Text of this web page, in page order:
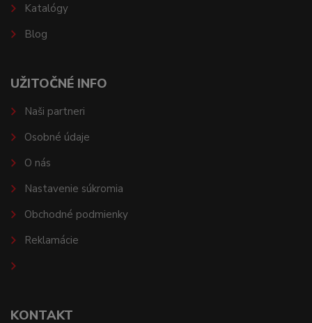
KONTAKT
Katalógy
Blog
UŽITOČNÉ INFO
Naši partneri
Osobné údaje
O nás
Nastavenie súkromia
Obchodné podmienky
Reklamácie